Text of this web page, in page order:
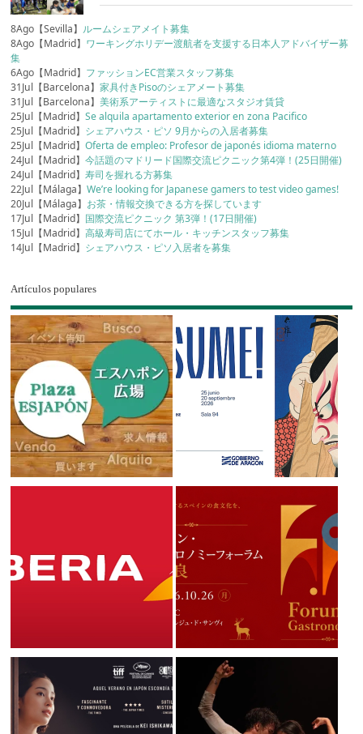
8Ago【Sevilla】 ルームシェアメイト募集
8Ago【Madrid】 ワーキングホリデー渡航者を支援する日本人アドバイザー募
集
6Ago【Madrid】 ファッションEC営業スタッフ募集
31Jul【Barcelona】家具付きPisoのシェアメート募集
31Jul【Barcelona】美術系アーティストに最適なスタジオ賃貸
25Jul【Madrid】Se alquila apartamento exterior en zona Pacifico
25Jul【Madrid】 シェアハウス・ピソ 9月からの入居者募集
25Jul【Madrid】Oferta de empleo: Profesor de japonés idioma materno
24Jul【Madrid】今話題のマドリード国際交流ピクニック第4弾！(25日開催)
24Jul【Madrid】寿司を握れる方募集
22Jul【Málaga】We’re looking for Japanese gamers to test video games!
20Jul【Málaga】 お茶・情報交換できる方を探しています
17Jul【Madrid】 国際交流ピクニック 第3弾！(17日開催)
15Jul【Madrid】高級寿司店にてホール・キッチンスタッフ募集
14Jul【Madrid】 シェアハウス・ピソ入居者を募集
Artículos populares